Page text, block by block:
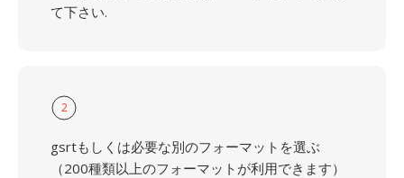
て下さい.
2
gsrtもしくは必要な別のフォーマットを選ぶ
（200種類以上のフォーマットが利用できます）